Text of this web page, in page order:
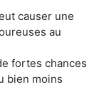
causer une
au
fortes chances
bien moins